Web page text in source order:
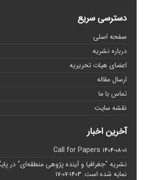
دسترسی سریع
صفحه اصلی
درباره نشریه
اعضای هیات تحریریه
ارسال مقاله
تماس با ما
نقشه سایت
آخرین اخبار
Call for Papers 1404-08-01
نمایه شده است. 1403-07-17